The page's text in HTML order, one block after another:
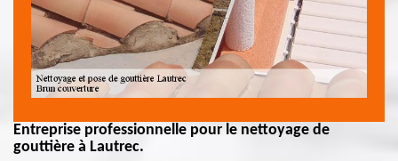
Entreprise professionnelle pour le nettoyage de
gouttière à Lautrec.